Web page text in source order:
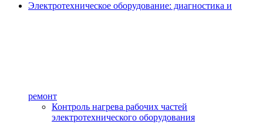
Электротехническое оборудование: диагностика и
ремонт
Контроль нагрева рабочих частей
электротехнического оборудования